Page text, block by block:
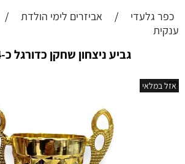
כפר גלעדי / אביזרים לימי הולדת /
ענקית
גביע ניצחון שחקן כדורגל כ-24 ס"מ
אזל במלאי